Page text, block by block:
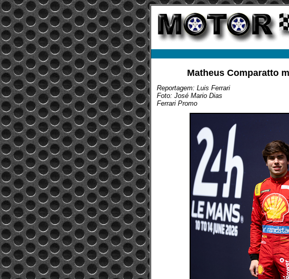
Matheus Comparatto
Reportagem: Luis Ferrari
Foto: José Mario Dias
Ferrari Promo